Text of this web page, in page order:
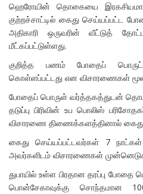
ஹெரோயின் தொகையை
குற்றச்சாட்டில் கைது செய்யப்பட்ட
அதிகாரி ஒருவரின் வீட்டுத்
மீட்கப்பட்டுள்ளது.
குறித்த பணம் போதைப்
கொள்ளப்பட்டது என விசாரணைகள்
போதைப் பொருள் வர்த்தகத்துடன்
தடுப்பு பிரிவின் உப பொலிஸ்
விசாரணை திணைக்களத்தினால்
கைது செய்யப்பட்டவர்கள் 7 நாட்கள்
அவர்களிடம் விசாரணைகள்
துபாயில் உள்ள பிரதான தரப்பு
பொன்சேகாவுக்கு சொந்தமான